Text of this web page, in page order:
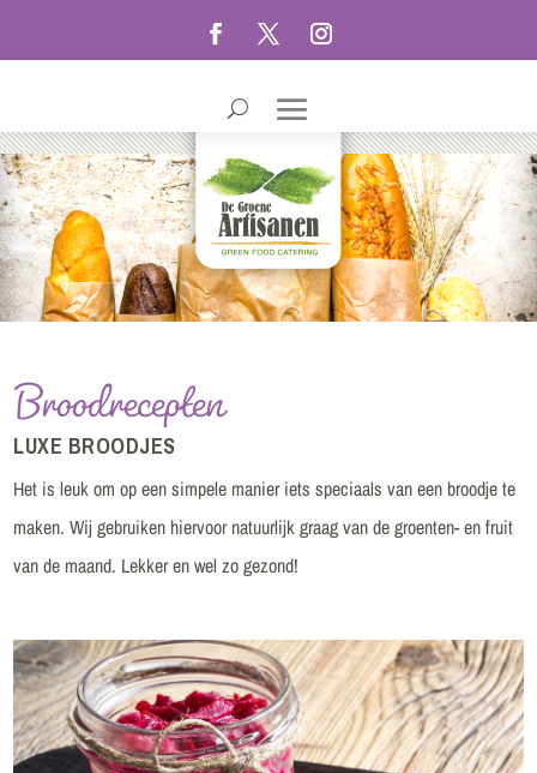
Broodrecepten
LUXE BROODJES
Het is leuk om op een simpele manier iets speciaals van een broodje te
maken. Wij gebruiken hiervoor natuurlijk graag van de groenten- en fruit
van de maand. Lekker en wel zo gezond!